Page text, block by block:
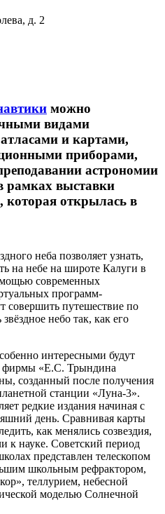
д. 2
можно
видами
и картами,
приборами,
астрономии
рамках выставки
которая открылась в
неба позволяет узнать,
на небе на широте Калуги в
современных
программ-
совершить путешествие по
небо так, как его
интересными будут
фирмы «Е.С. Трындина
созданный после получения
станции «Луна-3».
редкие издания начиная с
день. Сравнивая карты
как менялись созвездия,
к науке. Cоветский период
представлен телескопом
школьным рефрактором,
теллурием, небесной
моделью Солнечной